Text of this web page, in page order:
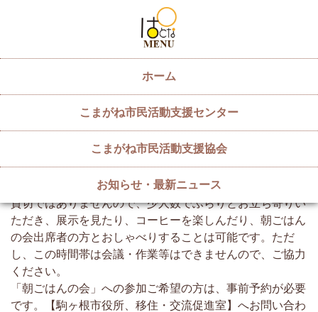
ホーム
こまがね市民活動支援センター
こまがね市民活動支援協会
お知らせ・最新ニュース
６／１７(土)「朝ごはんの会」
2023/06/08
６月１７日(土)午前９～１１時
移住者と地域の皆さん、移住希望者の方が朝ごはんを食べ
ながら交流する「朝ごはんの会」が開催されます。
貸切ではありませんので、少人数でふらりとお立ち寄りい
ただき、展示を見たり、コーヒーを楽しんだり、朝ごはん
の会出席者の方とおしゃべりすることは可能です。ただ
し、この時間帯は会議・作業等はできませんので、ご協力
ください。
「朝ごはんの会」への参加ご希望の方は、事前予約が必要
です。【駒ヶ根市役所、移住・交流促進室】へお問い合わ